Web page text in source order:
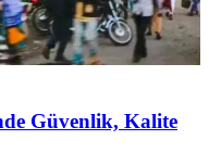
Güvenlik, Kalite